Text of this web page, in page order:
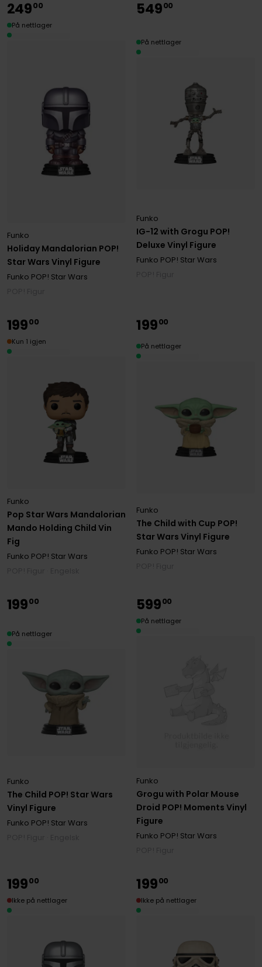
Holiday Mandalorian POP!
Star Wars Vinyl Figure
Funko
Funko POP! Star Wars
24900
På nettlager
IG-12 with Grogu POP!
Deluxe Vinyl Figure
Funko
Funko POP! Star Wars
54900
På nettlager
Pop Star Wars Mandalorian
Mando Holding Child Vin
Fig
Funko
Funko POP! Star Wars
19900
Kun 1 igjen
The Child with Cup POP!
Star Wars Vinyl Figure
Funko
Funko POP! Star Wars
19900
På nettlager
The Child POP! Star Wars
Vinyl Figure
Funko
Funko POP! Star Wars
19900
På nettlager
Grogu with Polar Mouse
Droid POP! Moments Vinyl
Figure
Funko
Funko POP! Star Wars
59900
På nettlager
19900
Ikke på nettlager
19900
Ikke på nettlager